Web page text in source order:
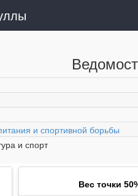
и спортивной борьбы
и спорт
Вес точки